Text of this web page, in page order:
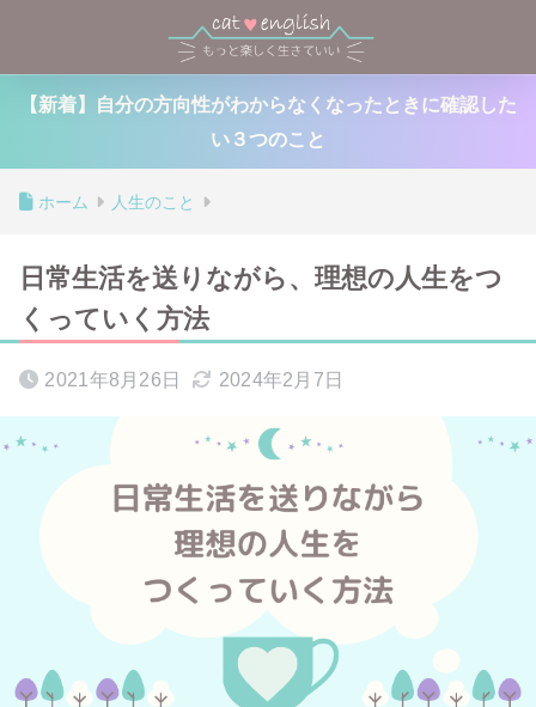
【新着】自分の方向性がわからなくなったときに確認した
い３つのこと
ホーム 人生のこと
日常生活を送りながら、理想の人生をつ
くっていく方法
2021年8月26日 2024年2月7日